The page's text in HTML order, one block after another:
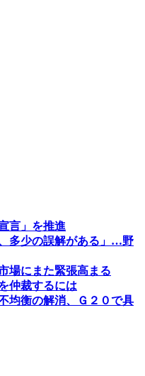
言」を推進
多少の誤解がある」…野
場にまた緊張高まる
仲裁するには
均衡の解消、Ｇ２０で具